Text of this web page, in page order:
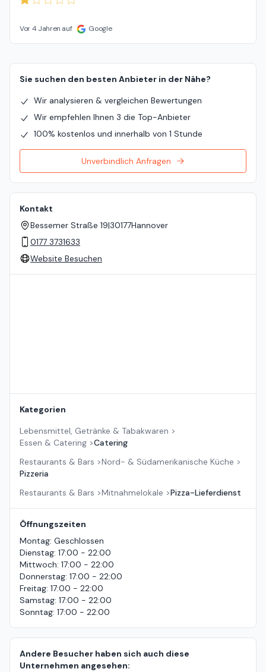
Vor 4 Jahren auf Google
Sie suchen den besten Anbieter in der Nähe?
Wir analysieren & vergleichen Bewertungen
Wir empfehlen Ihnen 3 die Top-Anbieter
100% kostenlos und innerhalb von 1 Stunde
Unverbindlich Anfragen
Kontakt
Bessemer Straße 19|30177Hannover
0177 3731633
Website Besuchen
Kategorien
Lebensmittel, Getränke & Tabakwaren >
Essen & Catering >Catering
Restaurants & Bars >Nord- & Südamerikanische Küche >
Pizzeria
Restaurants & Bars >Mitnahmelokale >Pizza-Lieferdienst
Öffnungszeiten
Montag: Geschlossen
Dienstag: 17:00 - 22:00
Mittwoch: 17:00 - 22:00
Donnerstag: 17:00 - 22:00
Freitag: 17:00 - 22:00
Samstag: 17:00 - 22:00
Sonntag: 17:00 - 22:00
Andere Besucher haben sich auch diese
Unternehmen angesehen: